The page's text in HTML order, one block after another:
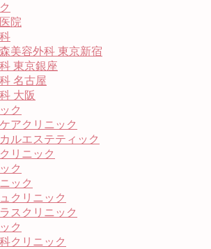
院
美容外科 東京新宿
東京銀座
名古屋
大阪
ク
アクリニック
ルエステティック
リニック
ク
ック
クリニック
スクリニック
ク
クリニック